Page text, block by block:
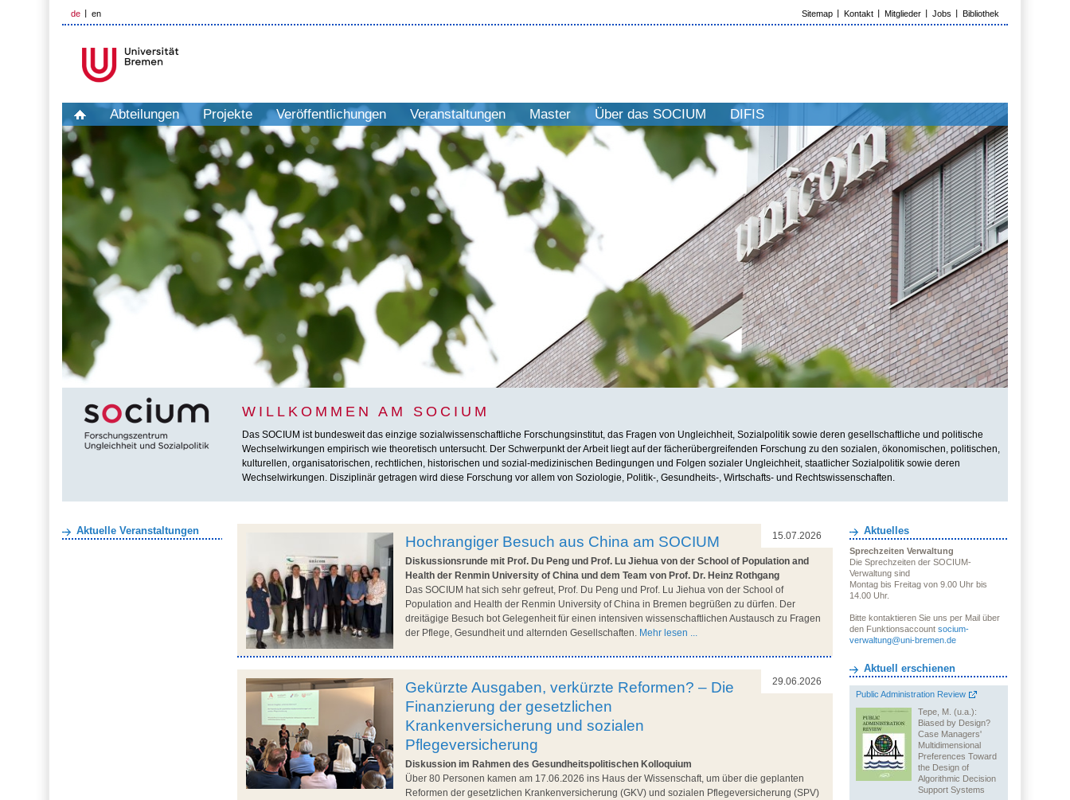
de en Sitemap Kontakt Mitglieder Jobs Bibliothek
Abteilungen Projekte Veröffentlichungen Veranstaltungen Master Über das SOCIUM DIFIS
WILLKOMMEN AM SOCIUM
Das SOCIUM ist bundesweit das einzige sozialwissenschaftliche Forschungsinstitut, das Fragen von Ungleichheit, Sozialpolitik sowie deren gesellschaftliche und politische
Wechselwirkungen empirisch wie theoretisch untersucht. Der Schwerpunkt der Arbeit liegt auf der fächerübergreifenden Forschung zu den sozialen, ökonomischen, politischen,
kulturellen, organisatorischen, rechtlichen, historischen und sozial-medizinischen Bedingungen und Folgen sozialer Ungleichheit, staatlicher Sozialpolitik sowie deren
Wechselwirkungen. Disziplinär getragen wird diese Forschung vor allem von Soziologie, Politik-, Gesundheits-, Wirtschafts- und Rechtswissenschaften.
Aktuelle Veranstaltungen 15.07.2026
Hochrangiger Besuch aus China am SOCIUM
Diskussionsrunde mit Prof. Du Peng und Prof. Lu Jiehua von der School of Population and
Health der Renmin University of China und dem Team von Prof. Dr. Heinz Rothgang
Das SOCIUM hat sich sehr gefreut, Prof. Du Peng und Prof. Lu Jiehua von der School of
Population and Health der Renmin University of China in Bremen begrüßen zu dürfen. Der
dreitägige Besuch bot Gelegenheit für einen intensiven wissenschaftlichen Austausch zu Fragen
der Pflege, Gesundheit und alternden Gesellschaften. Mehr lesen ...
29.06.2026
Gekürzte Ausgaben, verkürzte Reformen? – Die
Finanzierung der gesetzlichen
Krankenversicherung und sozialen
Pflegeversicherung
Diskussion im Rahmen des Gesundheitspolitischen Kolloquium
Über 80 Personen kamen am 17.06.2026 ins Haus der Wissenschaft, um über die geplanten
Reformen der gesetzlichen Krankenversicherung (GKV) und sozialen Pflegeversicherung (SPV)
Aktuelles
Sprechzeiten Verwaltung
Die Sprechzeiten der SOCIUM-
Verwaltung sind
Montag bis Freitag von 9.00 Uhr bis
14.00 Uhr.
Bitte kontaktieren Sie uns per Mail über
den Funktionsaccount socium-
verwaltung@uni-bremen.de
Aktuell erschienen
Public Administration Review
Tepe, M. (u.a.):
Biased by Design?
Case Managers'
Multidimensional
Preferences Toward
the Design of
Algorithmic Decision
Support Systems